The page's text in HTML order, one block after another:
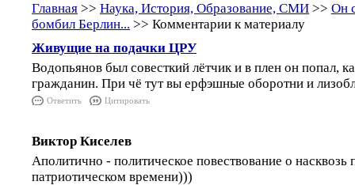
Главная >> Наука, История, Образование, СМИ >> Он
бомбил Берлин... >> Комментарии к материалу
Живущие на подачки ЦРУ
Водопьянов был совесткий лётчик и в плен он попал,
гражданин. При чё тут вы ерфэшные оборотни и
Ответить Цитировать
Виктор Киселев
Аполитично - политическое повествование о насквозь
патриотическом времени)))